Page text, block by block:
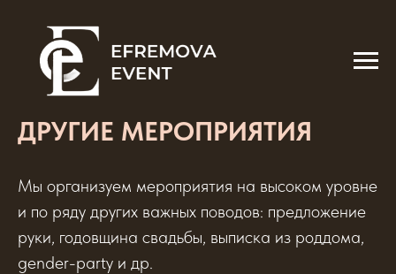
ДРУГИЕ МЕРОПРИЯТИЯ
Мы организуем мероприятия на высоком уровне
и по ряду других важных поводов: предложение
руки, годовщина свадьбы, выписка из роддома,
gender-party и др.